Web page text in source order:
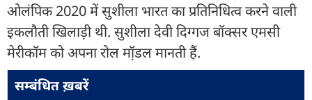
ओलंपिक 2020 में सुशीला भारत का प्रतिनिधित्व करने वाली
इकलौती खिलाड़ी थी. सुशीला देवी दिग्गज बॉक्सर एमसी
मेरीकॉम को अपना रोल मॉ़डल मानती हैं.
सम्बंधित ख़बरें